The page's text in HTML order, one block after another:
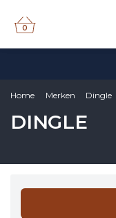
0
0
Home Merken Dingle
DINGLE